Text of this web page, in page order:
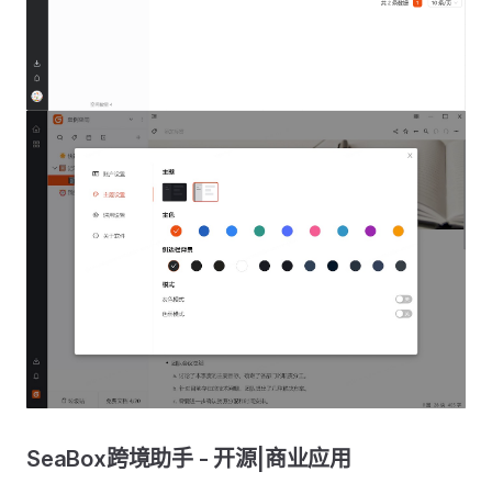
SeaBox跨境助手 - 开源|商业应用